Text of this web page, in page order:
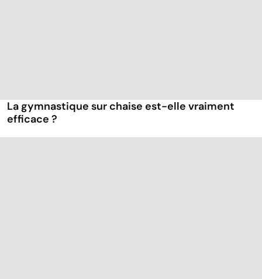
La gymnastique sur chaise est-elle vraiment
efficace ?